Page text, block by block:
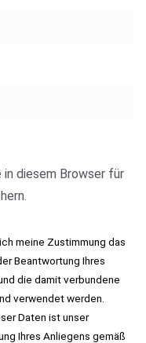
in diesem Browser für
meine Zustimmung das
Beantwortung Ihres
die damit verbundene
verwendet werden.
Daten ist unser
Ihres Anliegens gemäß